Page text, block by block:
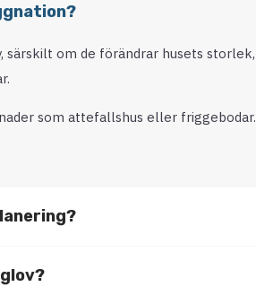
om de förändrar husets storlek,
som attefallshus eller friggebodar.